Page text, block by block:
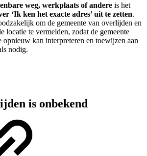
weg, werkplaats of andere is het
‘Ik ken het exacte adres’ uit te zetten.
om de gemeente van overlijden en
locatie te vermelden, zodat de gemeente
kan interpreteren en toewijzen aan
nodig.
is onbekend